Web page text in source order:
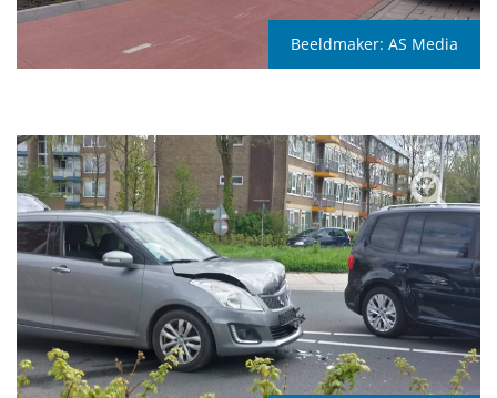
Beeldmaker: AS Media